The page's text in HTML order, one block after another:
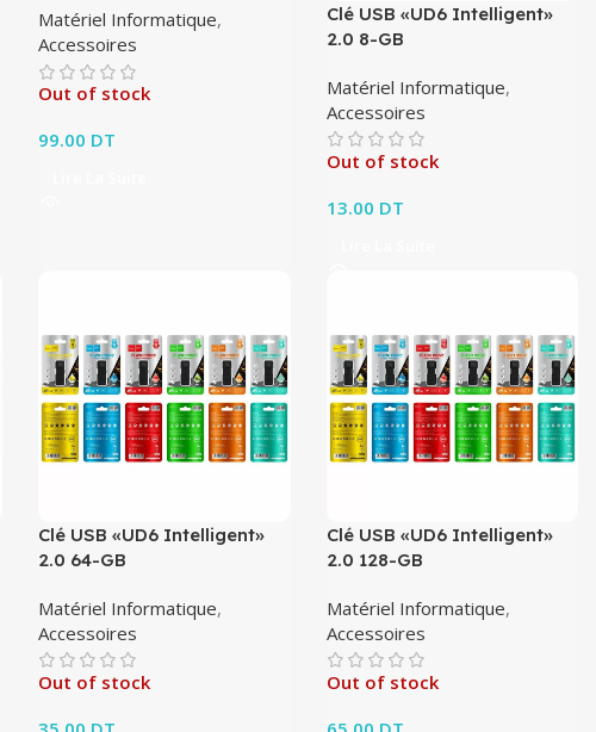
Matériel Informatique,
Accessoires
Out of stock
99.00 DT
Clé USB «UD6 Intelligent»
2.0 8-GB
Matériel Informatique,
Accessoires
Out of stock
13.00 DT
Clé USB «UD6 Intelligent»
2.0 64-GB
Matériel Informatique,
Accessoires
Out of stock
Clé USB «UD6 Intelligent»
2.0 128-GB
Matériel Informatique,
Accessoires
Out of stock